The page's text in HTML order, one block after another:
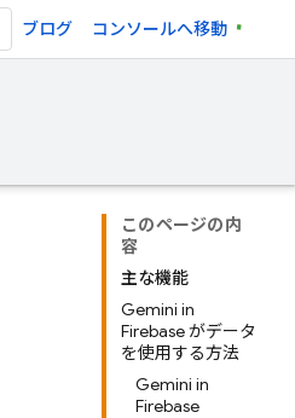
ブログ コンソールへ移動
このページの内
容
主な機能
Gemini in
Firebase がデータ
を使用する方法
Gemini in
Firebase